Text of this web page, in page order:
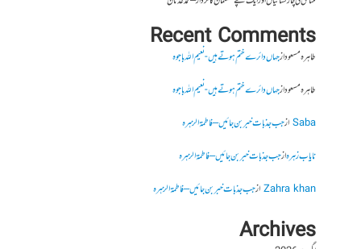
Recent Comments
طاہرہ مسعودازجہاں دائرے ختم ہوتے ہیں- نعیم اللہ باجوہ
طاہرہ مسعودازجہاں دائرے ختم ہوتے ہیں- نعیم اللہ باجوہ
Sabaازجب جذبات خبر بن جائیں – فاطمۃالزہرہ
نایاب زہرہازجب جذبات خبر بن جائیں – فاطمۃالزہرہ
Zahra khanازجب جذبات خبر بن جائیں – فاطمۃالزہرہ
Archives